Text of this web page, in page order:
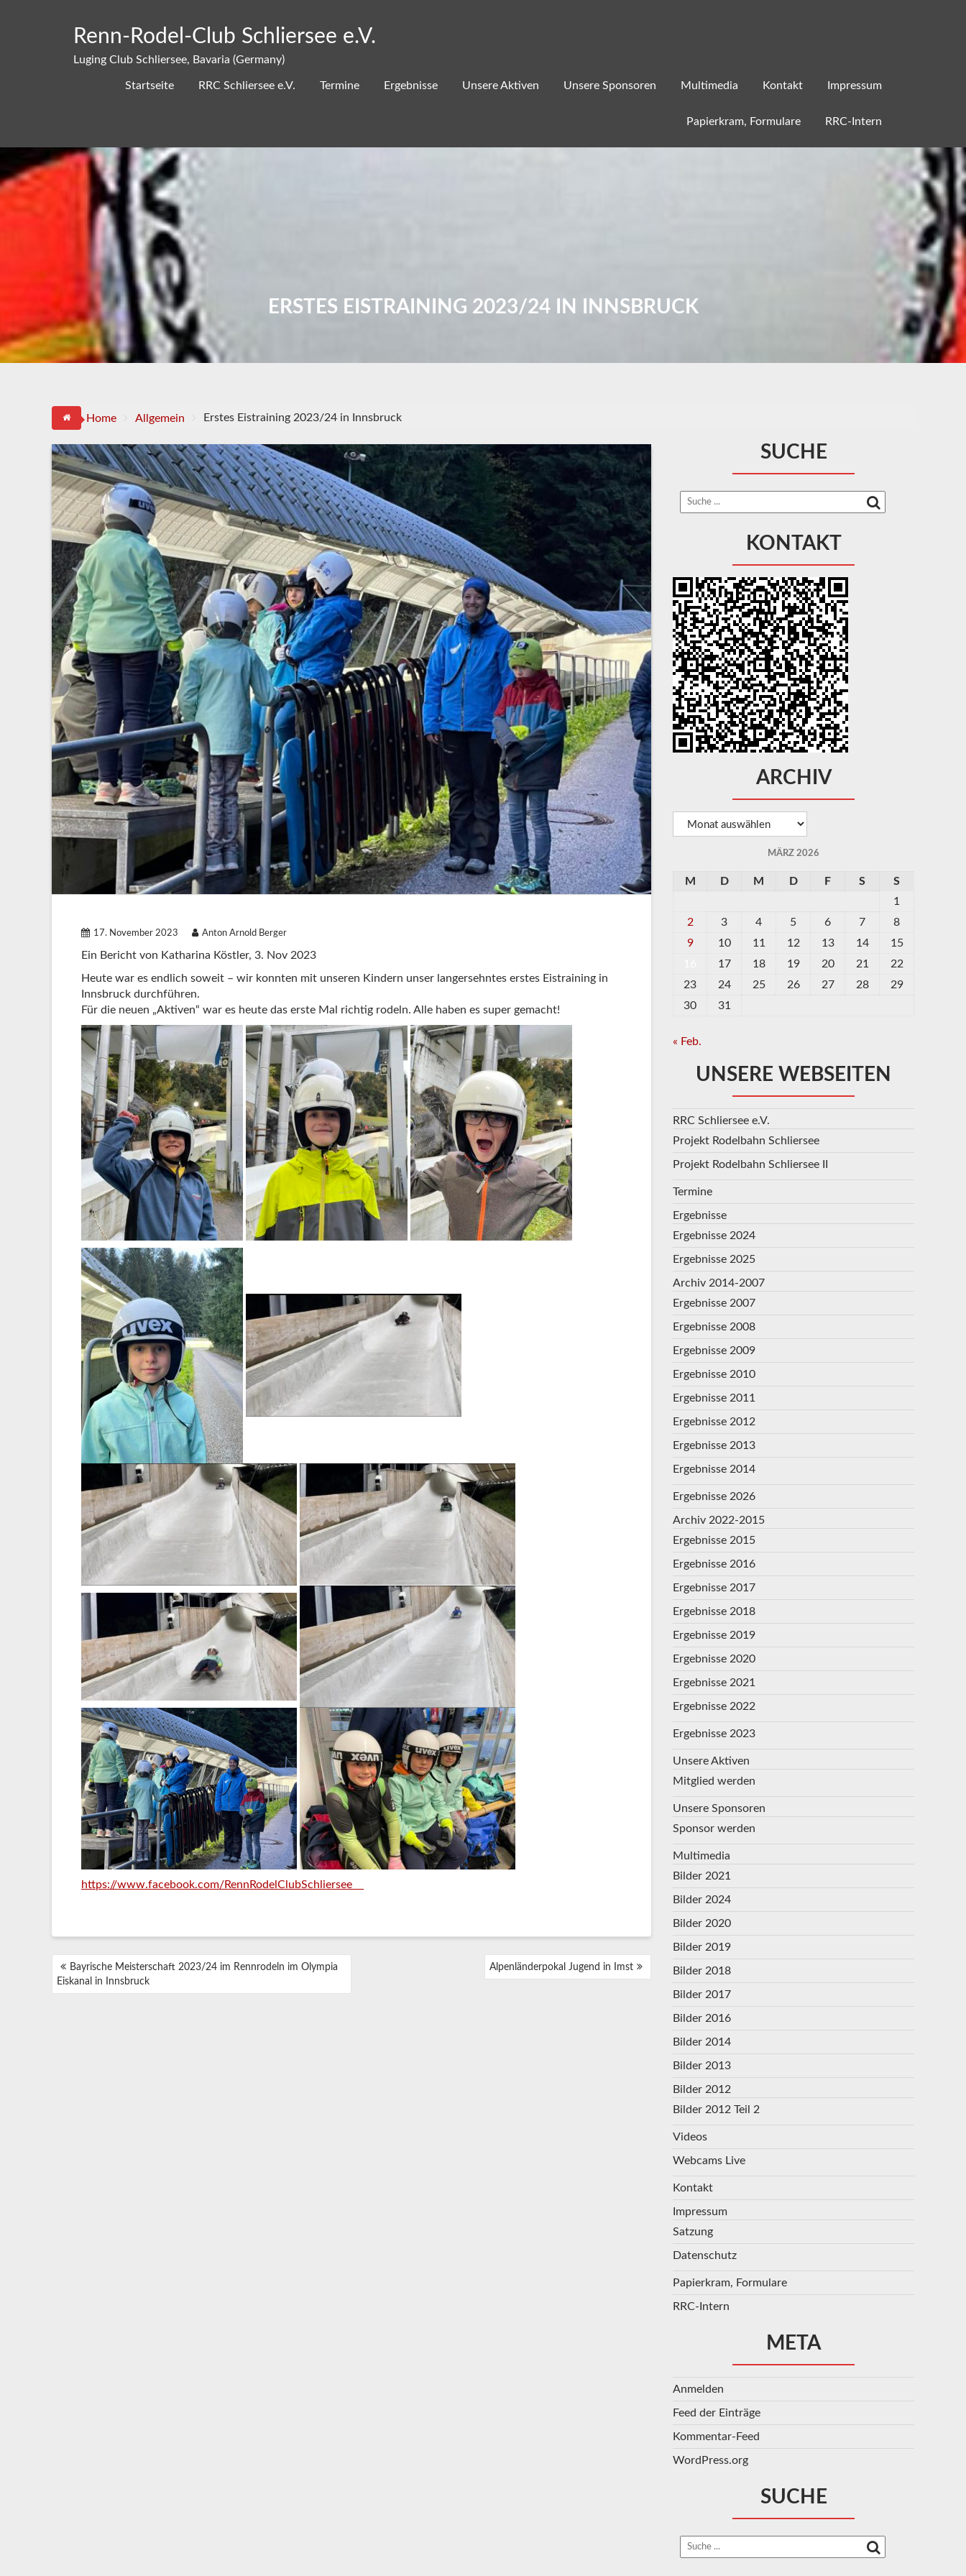
Renn-Rodel-Club Schliersee e.V.
Luging Club Schliersee, Bavaria (Germany)
Startseite RRC Schliersee e.V. Termine Ergebnisse Unsere Aktiven Unsere Sponsoren Multimedia Kontakt Impressum
Papierkram, Formulare RRC-Intern
ERSTES EISTRAINING 2023/24 IN INNSBRUCK
Home Allgemein Erstes Eistraining 2023/24 in Innsbruck
17. November 2023 Anton Arnold Berger
Ein Bericht von Katharina Köstler, 3. Nov 2023
Heute war es endlich soweit – wir konnten mit unseren Kindern unser langersehntes erstes Eistraining in
Innsbruck durchführen.
Für die neuen „Aktiven“ war es heute das erste Mal richtig rodeln. Alle haben es super gemacht!
https://www.facebook.com/RennRodelClubSchliersee
BEITRAGSNAVIGATION
Bayrische Meisterschaft 2023/24 im Rennrodeln im Olympia
Eiskanal in Innsbruck
Alpenländerpokal Jugend in Imst
SUCHE
KONTAKT
ARCHIV
Archiv
MÄRZ 2026
M D M D F S
S
1
2
3 4 5 6 7
8
9
10 11 12 13 14
15
17 18 19 20 21
22
23
24 25 26 27 28
29
30
31
« Feb.
UNSERE WEBSEITEN
RRC Schliersee e.V.
Projekt Rodelbahn Schliersee
Projekt Rodelbahn Schliersee II
Termine
Ergebnisse
Ergebnisse 2024
Ergebnisse 2025
Archiv 2014-2007
Ergebnisse 2007
Ergebnisse 2008
Ergebnisse 2009
Ergebnisse 2010
Ergebnisse 2011
Ergebnisse 2012
Ergebnisse 2013
Ergebnisse 2014
Ergebnisse 2026
Archiv 2022-2015
Ergebnisse 2015
Ergebnisse 2016
Ergebnisse 2017
Ergebnisse 2018
Ergebnisse 2019
Ergebnisse 2020
Ergebnisse 2021
Ergebnisse 2022
Ergebnisse 2023
Unsere Aktiven
Mitglied werden
Unsere Sponsoren
Sponsor werden
Multimedia
Bilder 2021
Bilder 2024
Bilder 2020
Bilder 2019
Bilder 2018
Bilder 2017
Bilder 2016
Bilder 2014
Bilder 2013
Bilder 2012
Bilder 2012 Teil 2
Videos
Webcams Live
Kontakt
Impressum
Satzung
Datenschutz
Papierkram, Formulare
RRC-Intern
META
Anmelden
Feed der Einträge
Kommentar-Feed
WordPress.org
SUCHE